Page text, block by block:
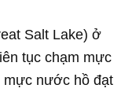
Salt Lake) ở
tục chạm mực
mực nước hồ đạt